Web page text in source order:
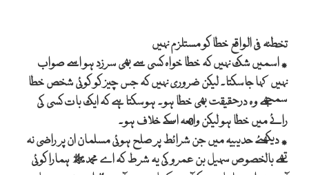
تخطئہ فی الواقع خطا کو مستلزم نہیں
٭ اسمیں شک نہیں کہ خطا خواہ کسی سے بھی سرزد ہو اسے صواب
نہیں کہا جاسکتا۔ لیکن ضروری نہیں کہ جس چیز کو کوئی شخص خطا
سمجھے وہ درحقیقت بھی خطا ہو۔ ہوسکتا ہے کہ ایک بات کسی کی
رائے میں خطا ہو لیکن واقعہ اسکے خلاف ہو۔
٭ دیکھئے حدیبیہ میں جن شرائط پر صلح ہوئی مسلمان ان پر راضی نہ
تھے بالخصوص سہیل بن عمرو کی یہ شرط کہ اے محمدﷺ ہمارا کوئی